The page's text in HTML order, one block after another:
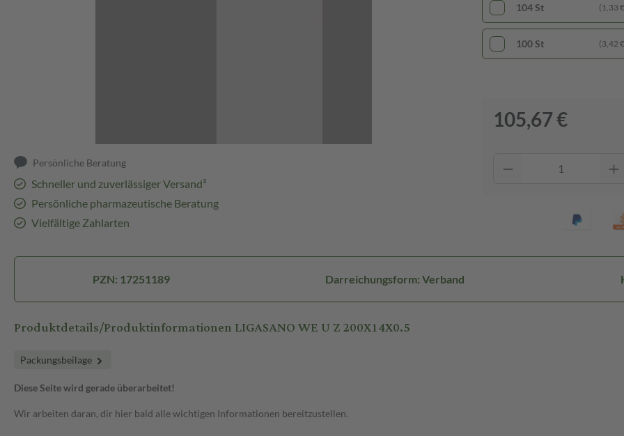
Persönliche Beratung
Schneller und zuverlässiger Versand³
Persönliche pharmazeutische Beratung
Vielfältige Zahlarten
104 St (1,33
100 St (3,42
105,67 €
PZN: 17251189 Darreichungsform: Verband
Produktdetails/Produktinformationen LIGASANO WE U Z 200X14X0.5
Packungsbeilage
Diese Seite wird gerade überarbeitet!
Wir arbeiten daran, dir hier bald alle wichtigen Informationen bereitzustellen.